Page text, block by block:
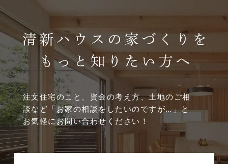
2025年2月
2025年1月
2024年12月
2024年11月
2024年10月
注文住宅のこと、資金の考え方、土地のご相
談など 「お家の相談をしたいのですが…」と
お気軽にお問い合わせください！